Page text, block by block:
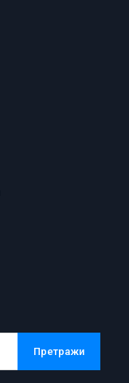
Претражи